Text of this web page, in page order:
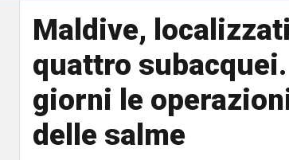
Maldive,
quattro
giorni le
delle salme